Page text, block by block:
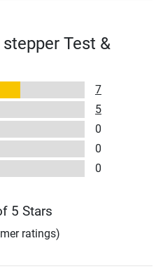
Test &
7
5
0
0
0
5 Stars
ratings)